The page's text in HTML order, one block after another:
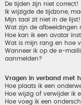
De tijden zijn niet correct!
Ik wijzigde de tijdzone,
Mijn taal zit niet in de lijst!
Wat zijn de afbeeldingen
Hoe kan ik een avatar
Wat is mijn rang en hoe
Wanneer ik op de e-
aanmelden?
Vragen in verband met
Hoe plaats ik een
Hoe wijzig of verwijder ik
Hoe voeg ik een